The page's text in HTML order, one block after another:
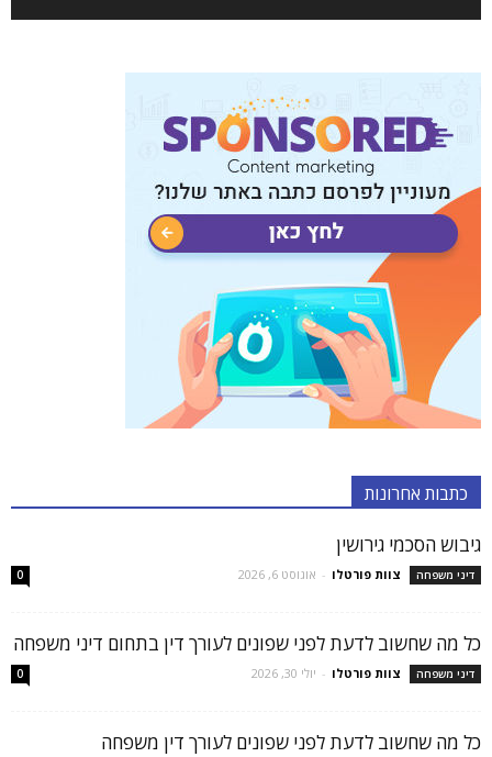
כתבות אחרונות
גיבוש הסכמי גירושין
דיני משפחה צוות פורטלו - אוגוסט 6, 2026 0
כל מה שחשוב לדעת לפני שפונים לעורך דין בתחום דיני משפחה
דיני משפחה צוות פורטלו - יולי 30, 2026 0
כל מה שחשוב לדעת לפני שפונים לעורך דין משפחה